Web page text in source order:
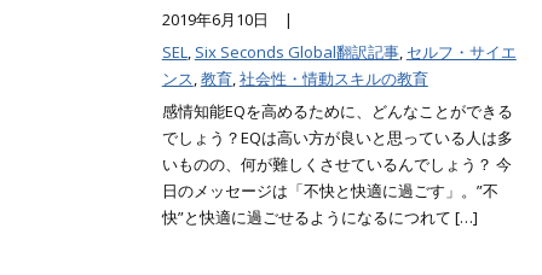
2019年6月10日 |
SEL, Six Seconds Global翻訳記事, セルフ・サイエ
ンス,教育,社会性・情動スキルの教育
感情知能EQを高めるために、どんなことができる
でしょう？EQは高い方が良いと思っている人は多
いものの、何が難しくさせているんでしょう？ 今
日のメッセージは「不快と快適に過ごす」。”不
快”と快適に過ごせるようになるにつれて […]